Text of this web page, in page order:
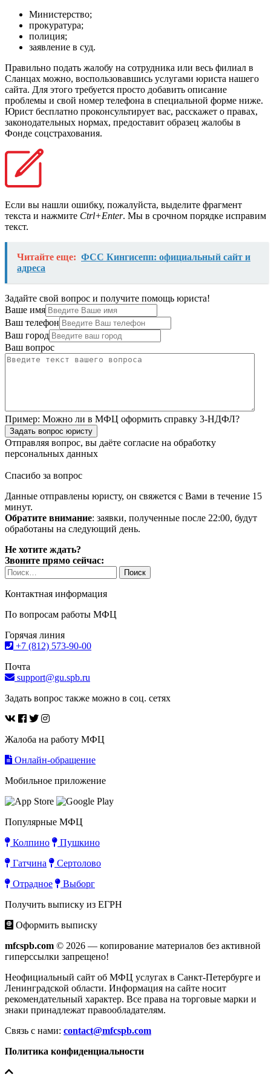
Министерство;
прокуратура;
полиция;
заявление в суд.
Правильно подать жалобу на сотрудника или весь филиал в
Сланцах можно, воспользовавшись услугами юриста нашего
сайта. Для этого требуется просто добавить описание
проблемы и свой номер телефона в специальной форме ниже.
Юрист бесплатно проконсультирует вас, расскажет о правах,
законодательных нормах, предоставит образец жалобы в
Фонде соцстрахования.
Если вы нашли ошибку, пожалуйста, выделите фрагмент
текста и нажмите Ctrl+Enter. Мы в срочном порядке исправим
текст.
Читайте еще: ФСС Кингисепп: официальный сайт и
адреса
Задайте свой вопрос и получите помощь юриста!
Ваше имя
Ваш телефон
Ваш город
Ваш вопрос
Пример: Можно ли в МФЦ оформить справку 3-НДФЛ?
Задать вопрос юристу
Отправляя вопрос, вы даёте согласие на обработку
персональных данных
Спасибо за вопрос
Данные отправлены юристу, он свяжется с Вами в течение 15
минут.
Обратите внимание: заявки, полученные после 22:00, будут
обработаны на следующий день.
Не хотите ждать?
Звоните прямо сейчас:
Найти:
Контактная информация
По вопросам работы МФЦ
Горячая линия
+7 (812) 573-90-00
Почта
support@gu.spb.ru
Задать вопрос также можно в соц. сетях
Жалоба на работу МФЦ
Онлайн-обращение
Мобильное приложение
Популярные МФЦ
Колпино
Пушкино
Гатчина
Сертолово
Отрадное
Выборг
Получить выписку из ЕГРН
Оформить выписку
mfcspb.com © 2026 — копирование материалов без активной
гиперссылки запрещено!
Неофициальный сайт об МФЦ услугах в Санкт-Петербурге и
Ленинградской области. Информация на сайте носит
рекомендательный характер. Все права на торговые марки и
знаки принадлежат правообладателям.
Связь с нами: contact@mfcspb.com
Политика конфиденциальности